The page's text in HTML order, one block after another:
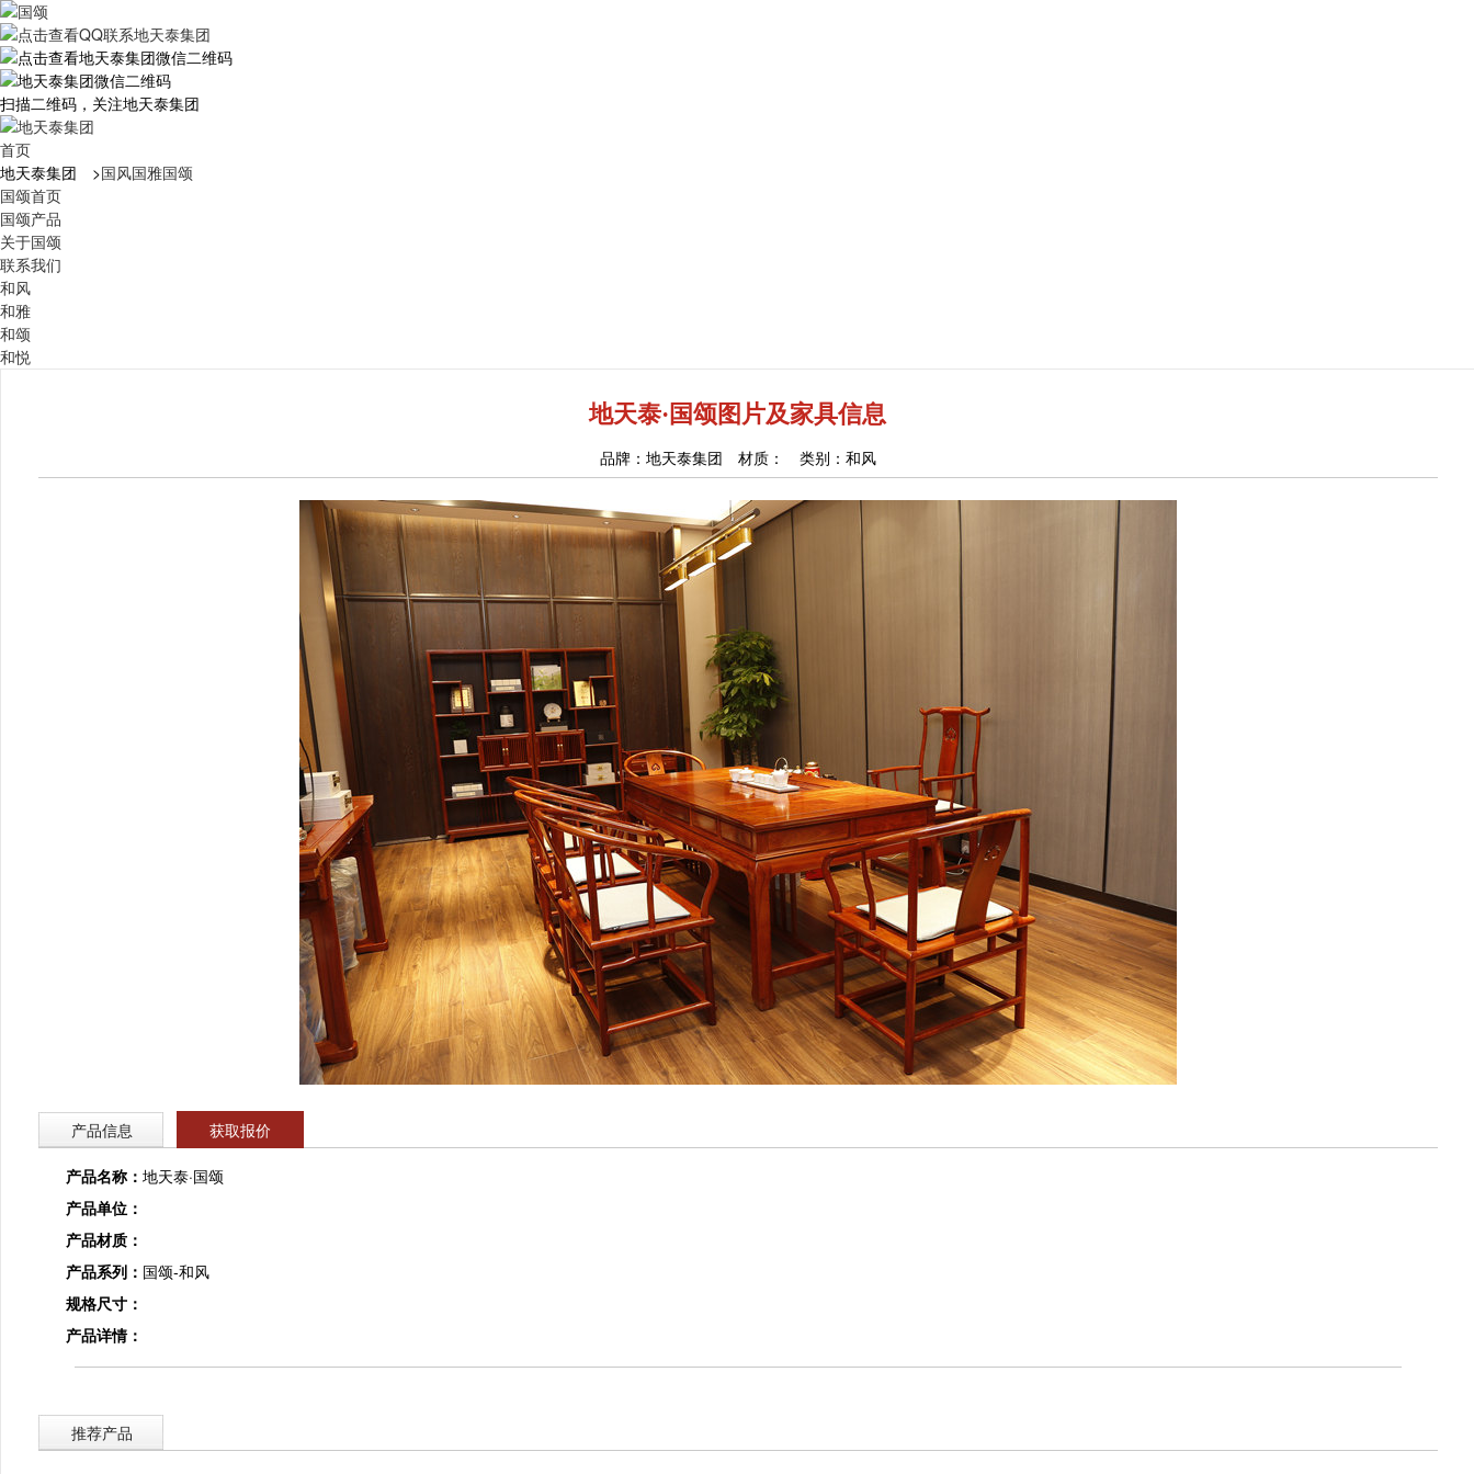
扫描二维码，关注地天泰集团
首页
地天泰集团 >国风国雅国颂
国颂首页
国颂产品
关于国颂
联系我们
和风
和雅
和颂
和悦
地天泰·国颂图片及家具信息
品牌：地天泰集团 材质： 类别：和风
产品信息 获取报价
产品名称：地天泰·国颂
产品单位：
产品材质：
产品系列： 国颂-和风
规格尺寸：
产品详情：
推荐产品